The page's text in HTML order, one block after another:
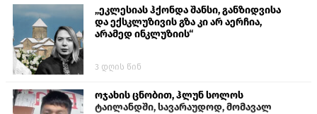
„ეკლესიას ჰქონდა შანსი, განზიდვისა
და ექსკლუზივის გზა კი არ აერჩია,
არამედ ინკლუზიის“
3 დღის წინ
ოჯახის ცნობით, ჰლუნ სოლოს
ტაილანდში, სავარაუდოდ, მომავალ